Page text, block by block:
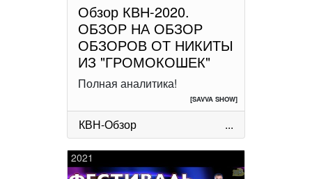
Обзор КВН-2020.
ОБЗОР НА ОБЗОР
ОБЗОРОВ ОТ НИКИТЫ
ИЗ "ГРОМОКОШЕК"
Полная аналитика!
[SAVVA SHOW]
КВН-Обзор ...
2021